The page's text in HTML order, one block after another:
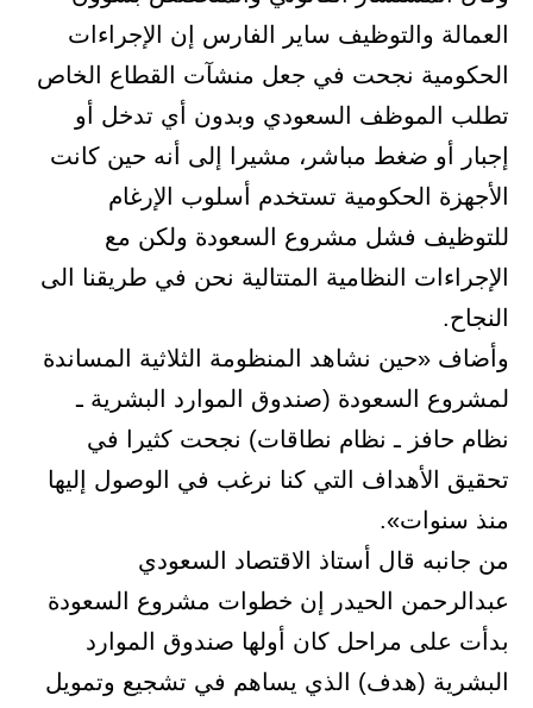
العمالة والتوظيف ساير الفارس إن الإجراءات
الحكومية نجحت في جعل منشآت القطاع الخاص
تطلب الموظف السعودي وبدون أي تدخل أو
إجبار أو ضغط مباشر، مشيرا إلى أنه حين كانت
الأجهزة الحكومية تستخدم أسلوب الإرغام
للتوظيف فشل مشروع السعودة ولكن مع
الإجراءات النظامية المتتالية نحن في طريقنا الى
النجاح.
وأضاف «حين نشاهد المنظومة الثلاثية المساندة
لمشروع السعودة (صندوق الموارد البشرية ـ
نظام حافز ـ نظام نطاقات) نجحت كثيرا في
تحقيق الأهداف التي كنا نرغب في الوصول إليها
منذ سنوات».
من جانبه قال أستاذ الاقتصاد السعودي
عبدالرحمن الحيدر إن خطوات مشروع السعودة
بدأت على مراحل كان أولها صندوق الموارد
البشرية (هدف) الذي يساهم في تشجيع وتمويل